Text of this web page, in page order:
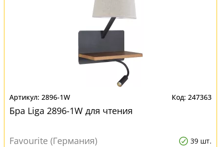
2896-1W 247363
Бра Liga 2896-1W для чтения
Favourite (Германия) 39 шт.